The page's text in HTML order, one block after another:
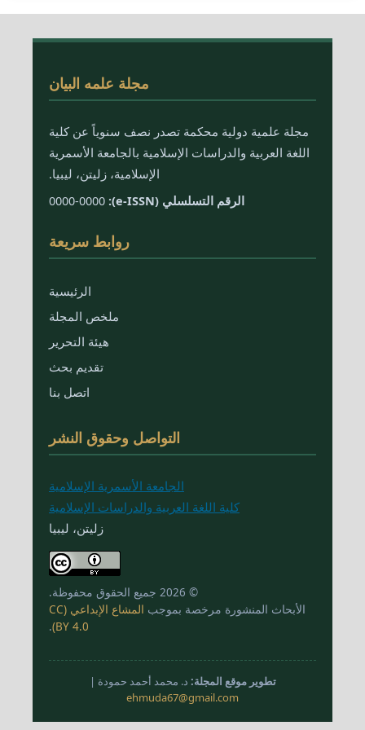
مجلة علمه البيان
مجلة علمية دولية محكمة تصدر نصف سنوياً عن كلية
اللغة العربية والدراسات الإسلامية بالجامعة الأسمرية
الإسلامية، زليتن، ليبيا.
الرقم التسلسلي (e-ISSN):
0000-0000
روابط سريعة
الرئيسية
ملخص المجلة
هيئة التحرير
تقديم بحث
اتصل بنا
التواصل وحقوق النشر
الجامعة الأسمرية الإسلامية
كلية اللغة العربية والدراسات الإسلامية
زليتن، ليبيا
© 2026 جميع الحقوق محفوظة.
الأبحاث المنشورة مرخصة بموجب
المشاع الإبداعي (CC
BY 4.0)
.
تطوير موقع المجلة: د. محمد أحمد حمودة |
ehmuda67@gmail.com